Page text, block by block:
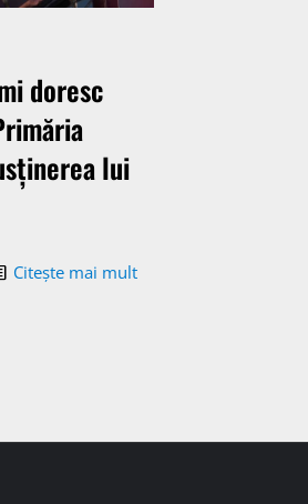
doresc
lui
Citește mai mult